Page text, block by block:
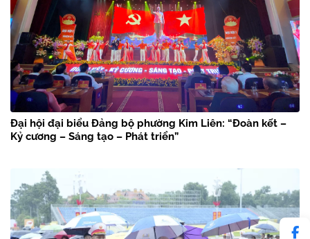
Đại hội đại biểu Đảng bộ phường Kim Liên: “Đoàn kết –
Kỷ cương – Sáng tạo – Phát triển”